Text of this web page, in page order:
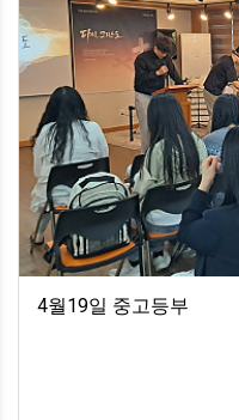
4월19일 중고등부